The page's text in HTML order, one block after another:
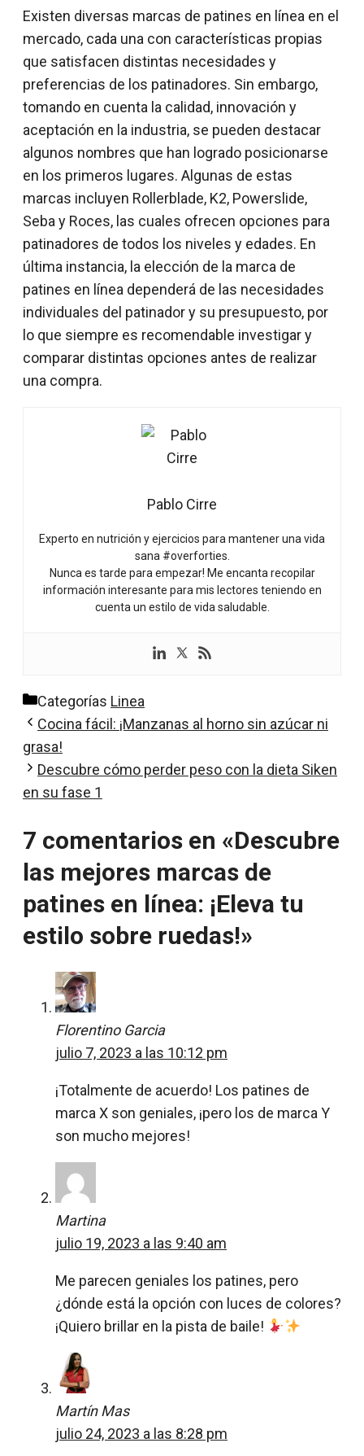
Existen diversas marcas de patines en línea en el
mercado, cada una con características propias
que satisfacen distintas necesidades y
preferencias de los patinadores. Sin embargo,
tomando en cuenta la calidad, innovación y
aceptación en la industria, se pueden destacar
algunos nombres que han logrado posicionarse
en los primeros lugares. Algunas de estas
marcas incluyen Rollerblade, K2, Powerslide,
Seba y Roces, las cuales ofrecen opciones para
patinadores de todos los niveles y edades. En
última instancia, la elección de la marca de
patines en línea dependerá de las necesidades
individuales del patinador y su presupuesto, por
lo que siempre es recomendable investigar y
comparar distintas opciones antes de realizar
una compra.
Pablo Cirre
Experto en nutrición y ejercicios para mantener una vida
sana #overforties.
Nunca es tarde para empezar! Me encanta recopilar
información interesante para mis lectores teniendo en
cuenta un estilo de vida saludable.
Categorías Linea
Cocina fácil: ¡Manzanas al horno sin azúcar ni
grasa!
Descubre cómo perder peso con la dieta Siken
en su fase 1
7 comentarios en «Descubre
las mejores marcas de
patines en línea: ¡Eleva tu
estilo sobre ruedas!»
Florentino Garcia
julio 7, 2023 a las 10:12 pm
¡Totalmente de acuerdo! Los patines de
marca X son geniales, ¡pero los de marca Y
son mucho mejores!
Martina
julio 19, 2023 a las 9:40 am
Me parecen geniales los patines, pero
¿dónde está la opción con luces de colores?
¡Quiero brillar en la pista de baile!
Martín Mas
julio 24, 2023 a las 8:28 pm